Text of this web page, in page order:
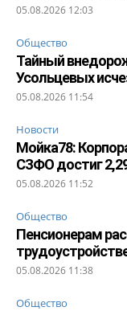
05.08.2026 12:03
Общество
Тайный
Усольцевых
05.08.2026 11:54
Новости
Мойка78:
СЗФО достиг
05.08.2026 11:52
Общество
Пенсионерам
05.08.2026 11:38
Общество